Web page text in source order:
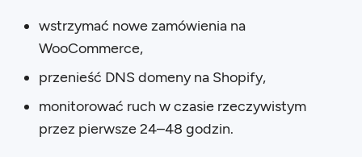
wstrzymać nowe zamówienia na
WooCommerce,
przenieść DNS domeny na Shopify,
monitorować ruch w czasie rzeczywistym
przez pierwsze 24–48 godzin.